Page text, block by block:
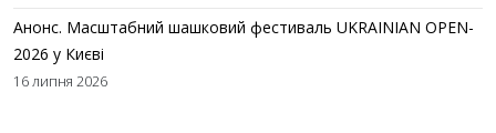
Анонс. Масштабний шашковий фестиваль UKRAINIAN OPEN-
2026 у Києві
16 липня 2026